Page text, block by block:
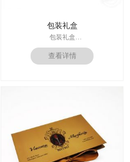
包装礼盒
包装礼盒
印刷技术： 专色印刷
面纸：特种纸
内材料：1500克灰板
周期：签订合同确认样板后7-15个工
作日
查看详情